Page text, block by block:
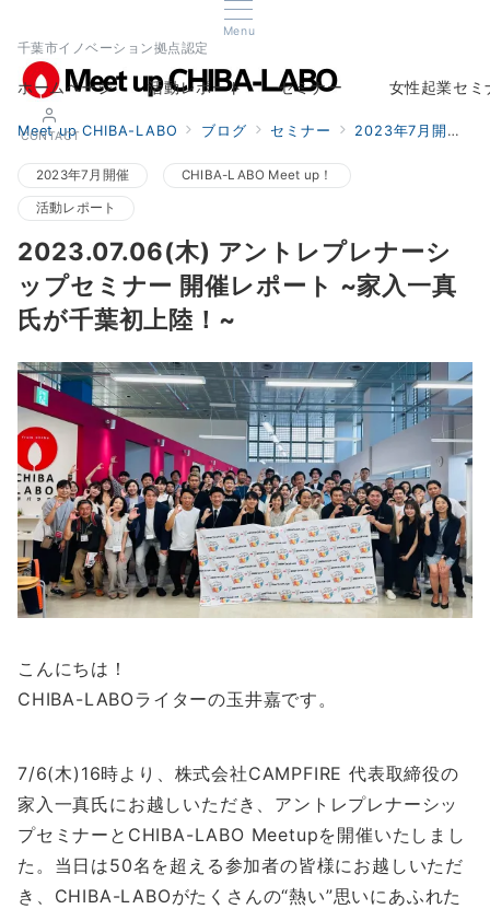
Menu
千葉市イノベーション拠点認定
CONTACT
ホームページ
Home
活動レポート セミナー 女性起業セミ
Meet up CHIBA-LABO ブログ セミナー 2023年7月開催
2023年7月開催 CHIBA-LABO Meet up！
活動レポート
2023.07.06(木) アントレプレナーシ
ップセミナー 開催レポート ~家入一真
氏が千葉初上陸！~
こんにちは！
CHIBA-LABOライターの玉井嘉です。
7/6(木)16時より、株式会社CAMPFIRE 代表取締役の
家入一真氏にお越しいただき、アントレプレナーシッ
プセミナーとCHIBA-LABO Meetupを開催いたしまし
た。当日は50名を超える参加者の皆様にお越しいただ
き、CHIBA-LABOがたくさんの“熱い”思いにあふれた